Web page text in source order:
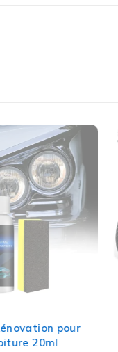
pour
20ml